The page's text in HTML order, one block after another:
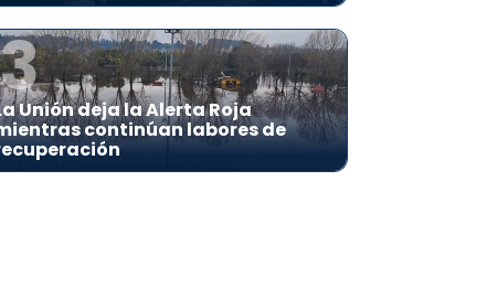
3Unión deja la Alerta Roja
continúan labores de